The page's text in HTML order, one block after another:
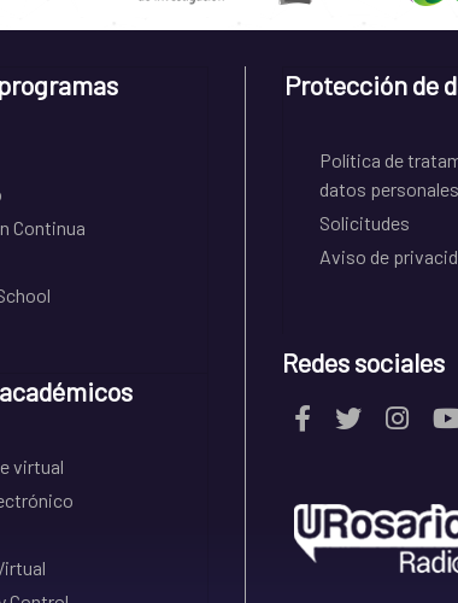
Continua
virtual
Protección de
Política de
datos personales
Solicitudes
Aviso de
Redes sociales